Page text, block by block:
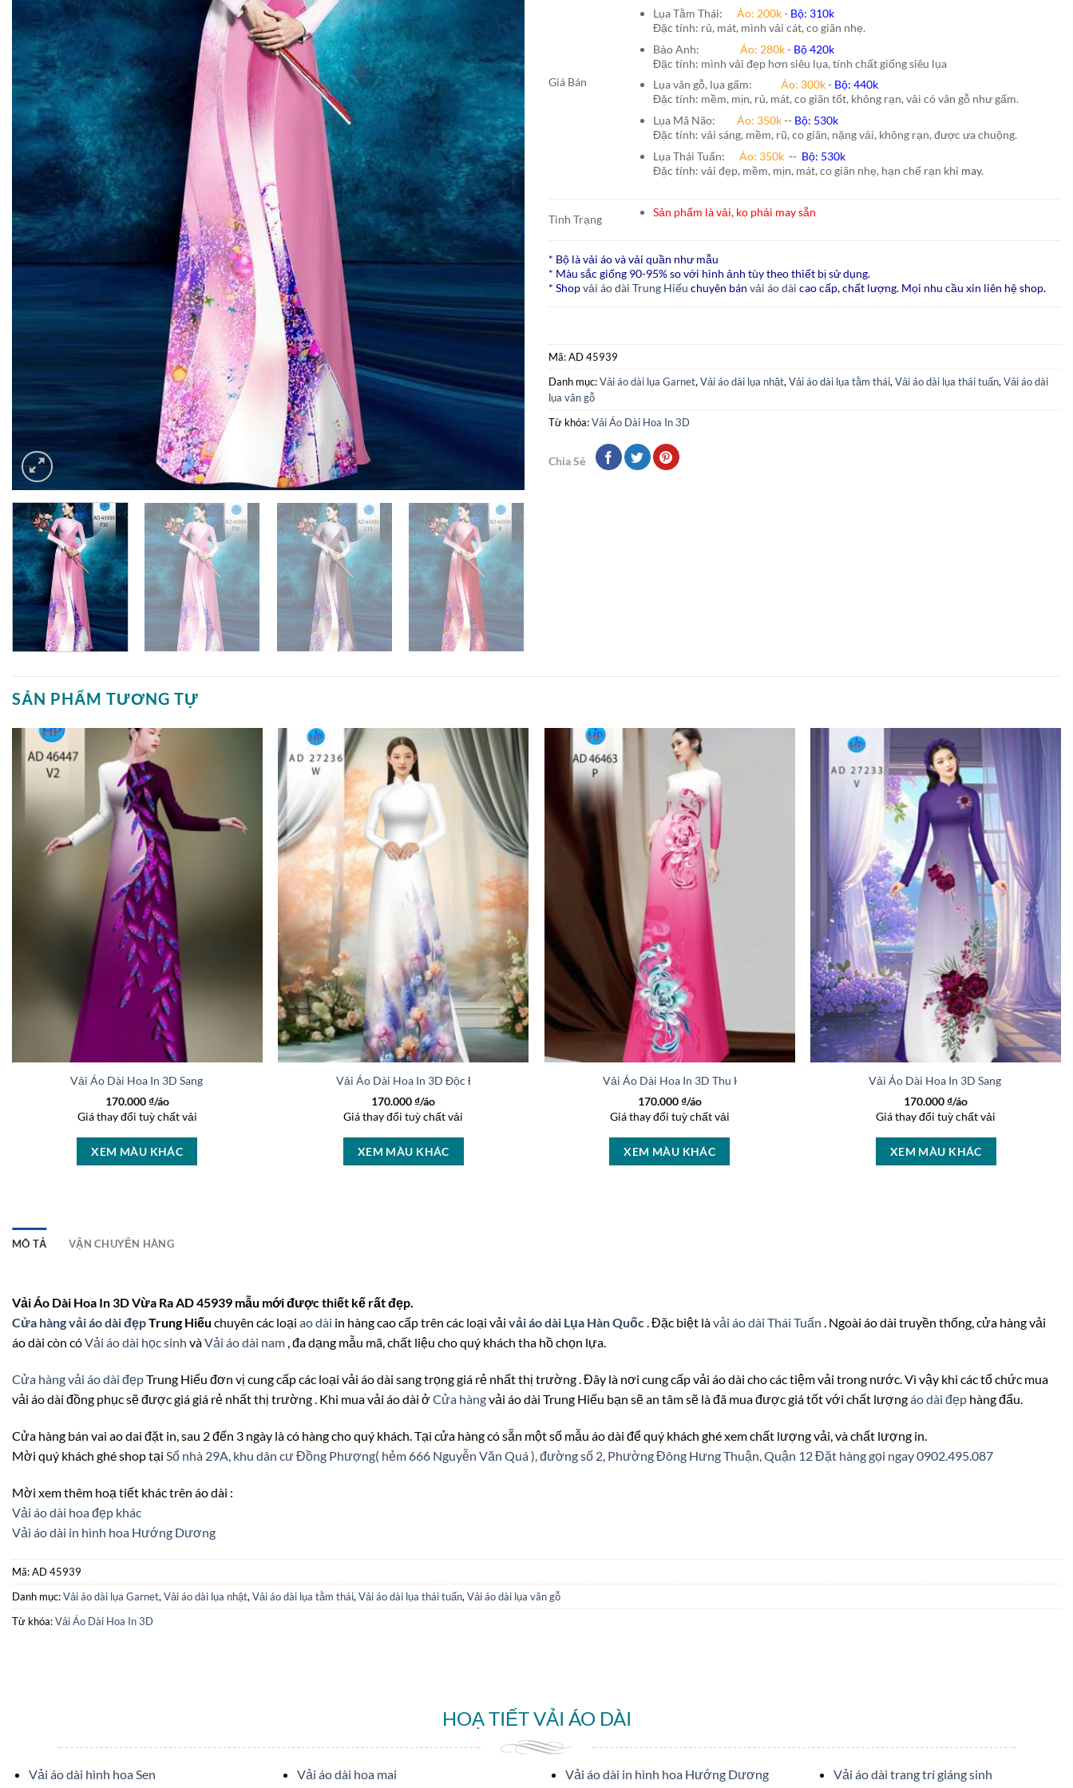
Giá Bán
Lụa Tằm Thái: Áo: 200k- Bộ: 310k
Đặc tính: rủ, mát, mình vải cát, co giãn nhẹ.
Bảo Anh: Áo: 280k- Bộ 420k
Đặc tính: mình vải đẹp hơn siêu lụa, tính chất giống siêu lụa
Lụa vân gỗ, lụa gấm: Áo: 300k- Bộ: 440k
Đặc tính: mềm, mịn, rủ, mát, co giãn tốt, không rạn, vải có vân gỗ như gấm.
Lụa Mã Não: Áo: 350k-- Bộ: 530k
Đặc tính: vải sáng, mềm, rũ, co giãn, nặng vải, không rạn, được ưa chuộng.
Lụa Thái Tuấn: Áo: 350k-- Bộ: 530k
Đặc tính: vải đẹp, mềm, mịn, mát, co giãn nhẹ, hạn chế rạn khi may.
Tình Trạng
Sản phẩm là vải, ko phải may sẵn
* Bộ là vải áo và vải quần như mẫu
* Màu sắc giống 90-95% so với hình ảnh tùy theo thiết bị sử dụng.
* Shopvải áo dài Trung Hiếu chuyên bán vải áo dài cao cấp, chất lượng. Mọi nhu cầu xin liên hệ shop.
Mã:AD 45939
Danh mục:Vải áo dài lụa Garnet, Vải áo dài lụa nhật, Vải áo dài lụa tằm thái, Vải áo dài lụa thái tuấn, Vải áo dài
lụa vân gỗ
Từ khóa:Vải Áo Dài Hoa In 3D
Chia Sẻ
SẢN PHẨM TƯƠNG TỰ
Vải Áo Dài Hoa In 3D Sang Trọng AD 46447
170.000₫/áo
Giá thay đổi tuỳ chất vải
XEM MÀU KHÁC
Vải Áo Dài Hoa In 3D Độc Đáo AD 37236
170.000₫/áo
Giá thay đổi tuỳ chất vải
XEM MÀU KHÁC
Vải Áo Dài Hoa In 3D Thu Hút AD 46463
170.000₫/áo
Giá thay đổi tuỳ chất vải
XEM MÀU KHÁC
Vải Áo Dài Hoa In 3D Sang Trọng AD
170.000₫/áo
Giá thay đổi tuỳ chất vải
XEM MÀU KHÁC
MÔ TẢ VẬN CHUYỂN HÀNG
Vải Áo Dài Hoa In 3D Vừa Ra AD 45939 mẫu mới được thiết kế rất đẹp.
Cửa hàng vải áo dài đẹpTrung Hiếu chuyên các loại ao dài in hàng cao cấp trên các loại vải vải áo dài Lụa Hàn Quốc. Đặc biệt làvải áo dài Thái Tuấn . Ngoài áo dài truyền thống, cửa hàng vải
áo dài còn cóVải áo dài học sinh vàVải áo dài nam , đa dạng mẫu mã, chất liệu cho quý khách tha hồ chọn lựa.
Cửa hàng vải áo dài đẹpTrung Hiếu đơn vị cung cấp các loại vải áo dài sang trọng giá rẻ nhất thị trường . Đây là nơi cung cấp vải áo dài cho các tiệm vải trong nước. Vì vậy khi các tổ chức mua
vải áo dài đồng phục sẽ được giá giá rẻ nhất thị trường . Khi mua vải áo dài ở Cửa hàngvải áo dài Trung Hiếu bạn sẽ an tâm sẽ là đã mua được giá tốt với chất lượngáo dài đẹp hàng đẩu.
Cửa hàng bán vai ao dai đặt in, sau 2 đến 3 ngày là có hàng cho quý khách. Tại cửa hàng có sẵn một số mẫu áo dài để quý khách ghé xem chất lượng vải, và chất lượng in.
Mời quý khách ghé shop tại Số nhà 29A, khu dân cư Đồng Phượng( hẻm 666 Nguyễn Văn Quá ), đường số 2, Phường Đông Hưng Thuận, Quận 12Đặt hàng gọi ngay 0902.495.087
Mời xem thêm hoạ tiết khác trên áo dài :
Vải áo dài hoa đẹp khác
Vải áo dài in hình hoa Hướng Dương
Mã:AD 45939
Danh mục:Vải áo dài lụa Garnet, Vải áo dài lụa nhật, Vải áo dài lụa tằm thái, Vải áo dài lụa thái tuấn, Vải áo dài lụa vân gỗ
Từ khóa:Vải Áo Dài Hoa In 3D
HOẠ TIẾT VẢI ÁO DÀI
Vải áo dài hình hoa Sen Vải áo dài hoa mai Vải áo dài in hình hoa Hướng Dương Vải áo dài trang trí giáng sinh